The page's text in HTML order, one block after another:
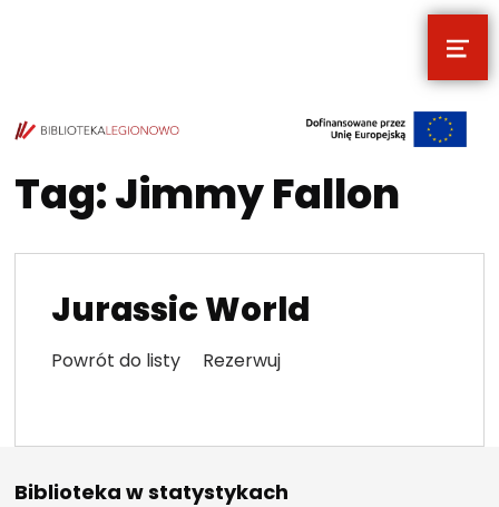
POCZYTALNIA – NOWE MIEJSCE NA
TWOJE NOWE MIEJSCE NA TWOJE KULTURALNE EKSPLORACJE
Tag:Jimmy Fallon
Jurassic World
Powrót do listy Rezerwuj
Biblioteka w statystykach